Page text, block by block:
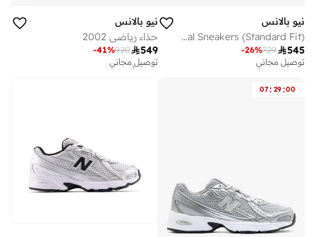
نيو بالانس
Unisex 740 casual Sneakers (Standard Fit)
545
729
-26%
توصيل مجاني
نيو بالانس
حذاء رياضي 2002
549
920
-41%
توصيل مجاني
تم بيع أكثر من 10 مؤخرا
07: 29:00